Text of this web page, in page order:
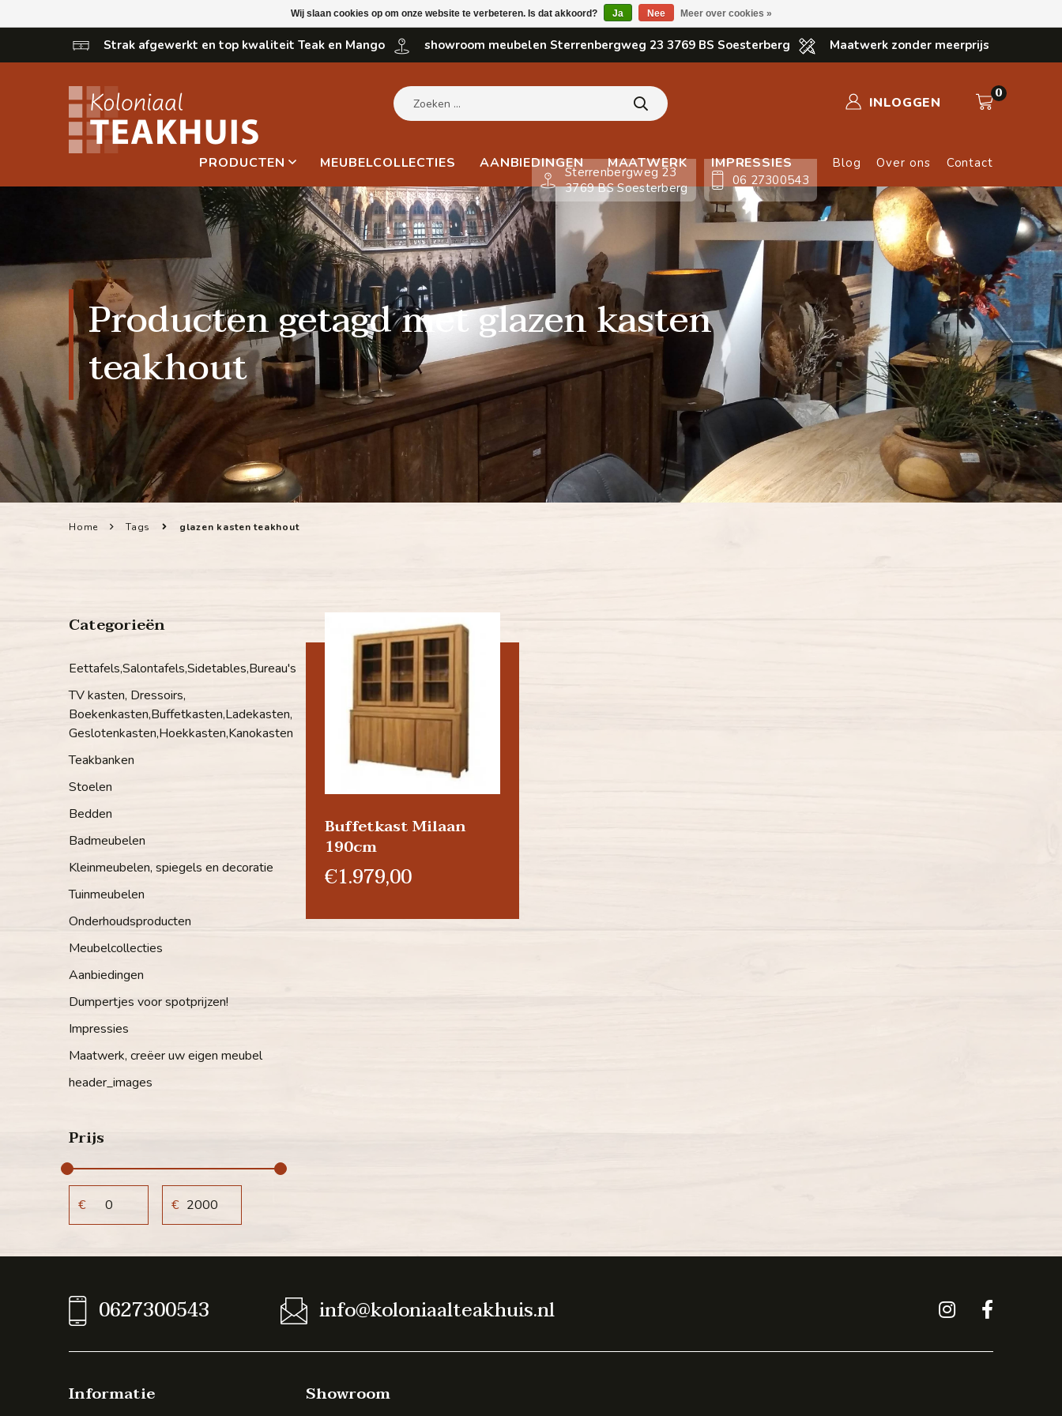
Strak afgewerkt en top kwaliteit Teak en Mango showroom meubelen Sterrenbergweg 23 3769 BS Soesterberg Maatwerk zonder meerprijs
INLOGGEN
0
PRODUCTEN MEUBELCOLLECTIES AANBIEDINGEN MAATWERK IMPRESSIES Blog Over ons Contact
Sterrenbergweg 23
3769 BS Soesterberg
06 27300543
Producten getagd met glazen kasten
teakhout
Home Tags glazen kasten teakhout
Categorieën
Eettafels,Salontafels,Sidetables,Bureau's
TV kasten, Dressoirs,
Boekenkasten,Buffetkasten,Ladekasten,
Geslotenkasten,Hoekkasten,Kanokasten
Teakbanken
Stoelen
Bedden
Badmeubelen
Kleinmeubelen, spiegels en decoratie
Tuinmeubelen
Onderhoudsproducten
Meubelcollecties
Aanbiedingen
Dumpertjes voor spotprijzen!
Impressies
Maatwerk, creëer uw eigen meubel
header_images
Prijs
€ €
Buffetkast Milaan
190cm
€1.979,00
0627300543 info@koloniaalteakhuis.nl
Informatie Showroom
Wij slaan cookies op om onze website te verbeteren. Is dat akkoord? Ja Nee Meer over cookies »